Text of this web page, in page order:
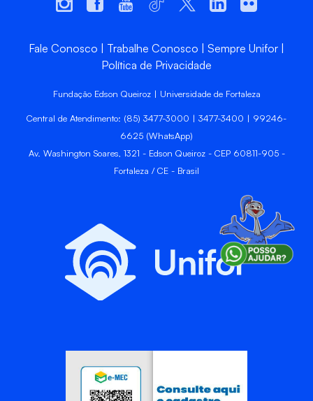
Fale Conosco Trabalhe Conosco
Sempre Unifor
Política de Privacidade
Fundação Edson Queiroz | Universidade de Fortaleza
Central de Atendimento: (85) 3477-3000 | 3477-3400 | 99246-
6625 (WhatsApp)
Av. Washington Soares, 1321 - Edson Queiroz - CEP 60811-905 -
Fortaleza / CE - Brasil